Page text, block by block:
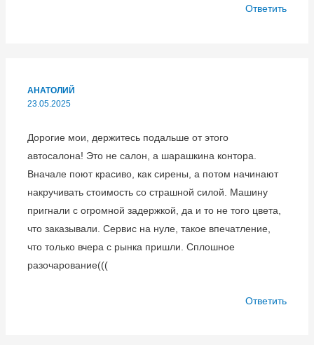
Ответить
АНАТОЛИЙ
23.05.2025
Дорогие мои, держитесь подальше от этого
автосалона! Это не салон, а шарашкина контора.
Вначале поют красиво, как сирены, а потом начинают
накручивать стоимость со страшной силой. Машину
пригнали с огромной задержкой, да и то не того цвета,
что заказывали. Сервис на нуле, такое впечатление,
что только вчера с рынка пришли. Сплошное
разочарование(((
Ответить